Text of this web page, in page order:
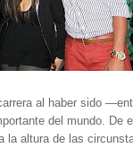
al haber sido
del mundo. De
altura de las